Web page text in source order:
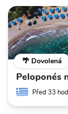
🌴 Dovolená
Peloponés
Před 33